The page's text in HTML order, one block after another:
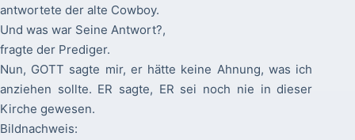
antwortete der alte Cowboy.
Und was war Seine Antwort?,
fragte der Prediger.
Nun, GOTT sagte mir, er hätte keine Ahnung, was ich
anziehen sollte. ER sagte, ER sei noch nie in dieser
Kirche gewesen.
Bildnachweis: